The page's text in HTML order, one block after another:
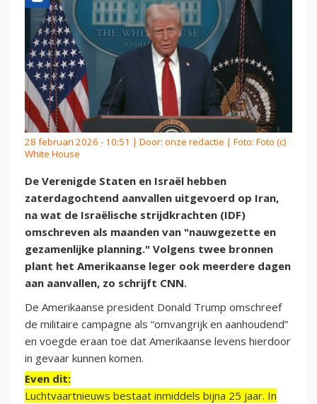
28 februari 2026 - 10:51 | Door: onze redactie | Foto: Foto (c)
White House
De Verenigde Staten en Israël hebben
zaterdagochtend aanvallen uitgevoerd op Iran,
na wat de Israëlische strijdkrachten (IDF)
omschreven als maanden van "nauwgezette en
gezamenlijke planning." Volgens twee bronnen
plant het Amerikaanse leger ook meerdere dagen
aan aanvallen, zo schrijft CNN.
De Amerikaanse president Donald Trump omschreef
de militaire campagne als “omvangrijk en aanhoudend”
en voegde eraan toe dat Amerikaanse levens hierdoor
in gevaar kunnen komen.
Even dit:
Luchtvaartnieuws bestaat inmiddels bijna 25 jaar. In